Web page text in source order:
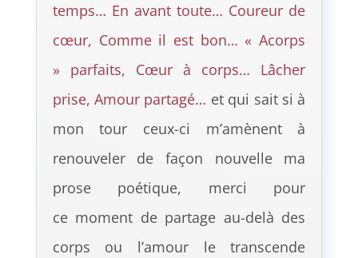
temps… En avant toute… Coureur de
cœur, Comme il est bon… « Acorps
» parfaits, Cœur à corps… Lâcher
prise, Amour partagé… et qui sait si à
mon tour ceux-ci m’amènent à
renouveler de façon nouvelle ma
prose poétique, merci pour
ce moment de partage au-delà des
corps ou l’amour le transcende